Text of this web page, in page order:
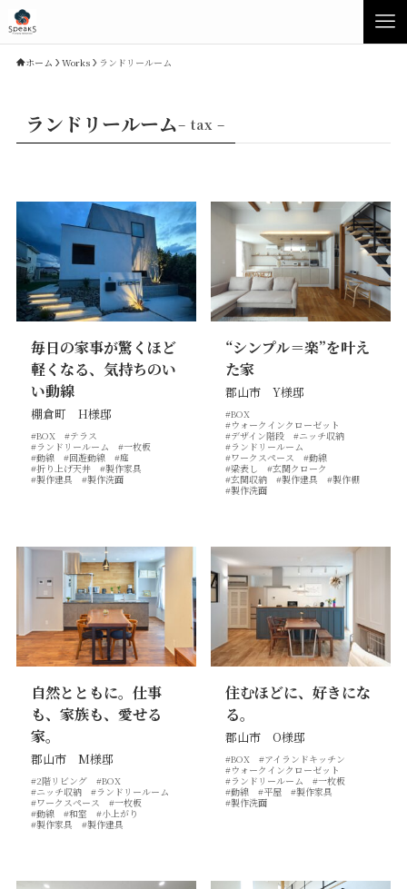
Concept
Speaksの家づくり
性能について
素材について
価格について
Product
イベント・見学会
展示場・モデルハウス
商品ラインナップ
建築実例・お客様イン
タビュー
価格・プラン
間取りプラン集
お知らせ
土地情報
コラム
スタッフブログ
吉田のブログ
Q&A
会社概要
企業理念・トップメッ
セージ
スタッフ紹介
Other
リフォーム
採用情報
オーダー家具
Contact
来場予約
カタログ請求
ご紹介キャンペーン
ホーム Works ランドリールーム
ランドリールーム– tax –
毎日の家事が驚くほど
軽くなる、気持ちのい
い動線
棚倉町 H様邸
#BOX
#テラス
#ランドリールーム
#一枚板
#動線
#回遊動線
#庭
#折り上げ天井
#製作家具
#製作建具
#製作洗面
“シンプル＝楽”を叶え
た家
郡山市 Y様邸
#BOX
#ウォークインクローゼット
#デザイン階段
#ニッチ収納
#ランドリールーム
#ワークスペース
#動線
#梁表し
#玄関クローク
#玄関収納
#製作建具
#製作棚
#製作洗面
自然とともに。仕事
も、家族も、愛せる
家。
郡山市 M様邸
#2階リビング
#BOX
#ニッチ収納
#ランドリールーム
#ワークスペース
#一枚板
#動線
#和室
#小上がり
#製作家具
#製作建具
住むほどに、好きにな
る。
郡山市 O様邸
#BOX
#アイランドキッチン
#ウォークインクローゼット
#ランドリールーム
#一枚板
#動線
#平屋
#製作家具
#製作洗面